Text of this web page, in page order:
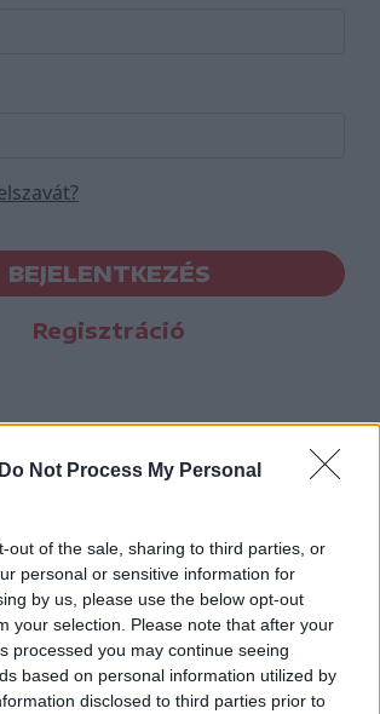
Do Not Process My Personal
out of the sale, sharing to third parties, or
personal or sensitive information for
by us, please use the below opt-out
your selection. Please note that after your
processed you may continue seeing
based on personal information utilized by
disclosed to third parties prior to
BEJELENTKEZÉS
Regisztráció